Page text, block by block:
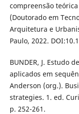
compreensão
(Doutorado em
Arquitetura e
Paulo, 2022.
BUNDER, J. Estudo
aplicados em
Anderson (org.).
strategies. 1. ed.
p. 252-261.